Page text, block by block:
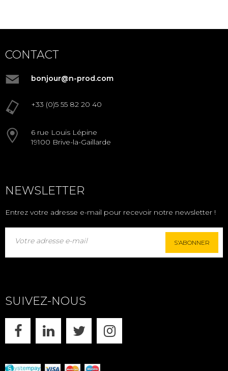
CONTACT
bonjour@n-prod.com
+33 (0)5 55 82 20 40
6 rue Louis Lépine
19100 Brive-la-Gaillarde
NEWSLETTER
Entrez votre adresse e-mail pour recevoir notre newsletter !
S'ABONNER
SUIVEZ-NOUS
FACEBOOK